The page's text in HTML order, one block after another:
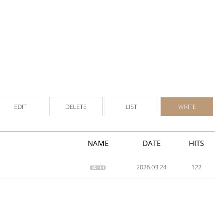
EDIT DELETE LIST WRITE
NAME DATE HITS
2026.03.24 122